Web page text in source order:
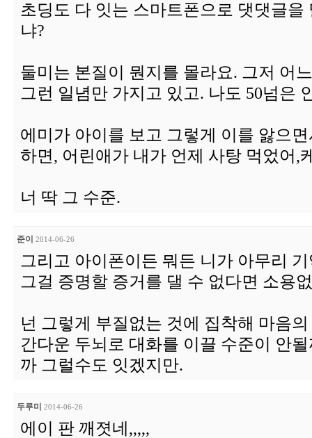
초딩도 다 잇는 스마트폰으로 댓댓글을
냐?
둘미는 본질이 뭔지를 몰라요. 그저 어
그런 일념만 가지고 있고. 나도 50넘은
에미가 아이를 보고 그렇게 이를 앓으
하면, 어린애가 내가 언제 사탕 먹었어,
너 딱 그 수준.
준이 2014-06-26
그리고 아이폰이든 뭐든 니가 아무리
그걸 증명할 증거를 댈 수 없다면 소용
넌 그렇게 부질없는 것에 집착해 마음
간다운 두뇌로 대화를 이끌 수준이 안
까 그럴수도 잇겠지만.
두루미 2014-06-26
에이 판 깨졋네,,,,,